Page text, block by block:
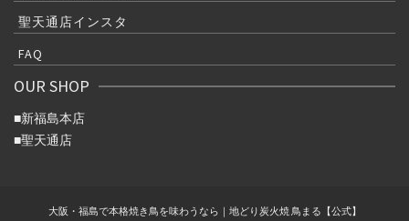
聖天通店インスタ
FAQ
OUR SHOP
■新福島本店
■聖天通店
大阪・福島で本格焼き鳥を味わうなら｜地どり炭火焼 鳥まる【公式】